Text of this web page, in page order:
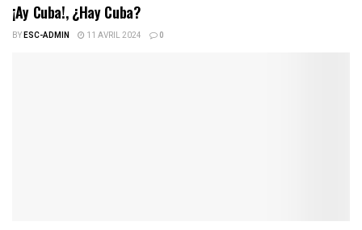
¡Ay Cuba!, ¿Hay Cuba?
BYESC-ADMIN 11 AVRIL 2024 0